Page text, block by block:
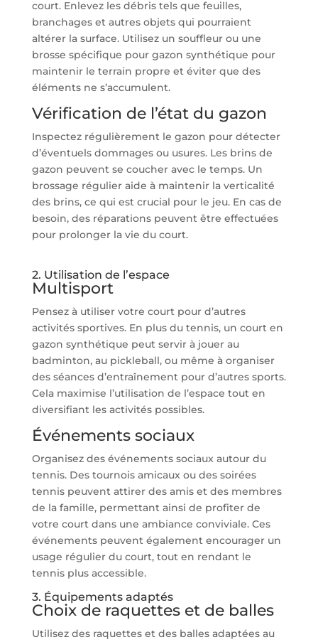
court. Enlevez les débris tels que feuilles,
branchages et autres objets qui pourraient
altérer la surface. Utilisez un souffleur ou une
brosse spécifique pour gazon synthétique pour
maintenir le terrain propre et éviter que des
éléments ne s’accumulent.
Vérification de l’état du gazon
Inspectez régulièrement le gazon pour détecter
d’éventuels dommages ou usures. Les brins de
gazon peuvent se coucher avec le temps. Un
brossage régulier aide à maintenir la verticalité
des brins, ce qui est crucial pour le jeu. En cas de
besoin, des réparations peuvent être effectuées
pour prolonger la vie du court.
2. Utilisation de l’espace
Multisport
Pensez à utiliser votre court pour d’autres
activités sportives. En plus du tennis, un court en
gazon synthétique peut servir à jouer au
badminton, au pickleball, ou même à organiser
des séances d’entraînement pour d’autres sports.
Cela maximise l’utilisation de l’espace tout en
diversifiant les activités possibles.
Événements sociaux
Organisez des événements sociaux autour du
tennis. Des tournois amicaux ou des soirées
tennis peuvent attirer des amis et des membres
de la famille, permettant ainsi de profiter de
votre court dans une ambiance conviviale. Ces
événements peuvent également encourager un
usage régulier du court, tout en rendant le
tennis plus accessible.
3. Équipements adaptés
Choix de raquettes et de balles
Utilisez des raquettes et des balles adaptées au